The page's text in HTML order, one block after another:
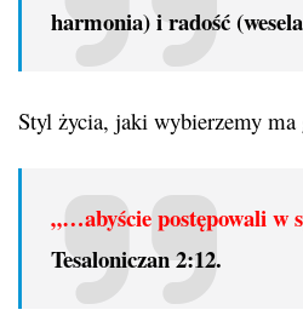
harmonia) i radość
Styl życia, jaki wybierzemy ma
„…abyście postępowali w
Tesaloniczan 2:12.